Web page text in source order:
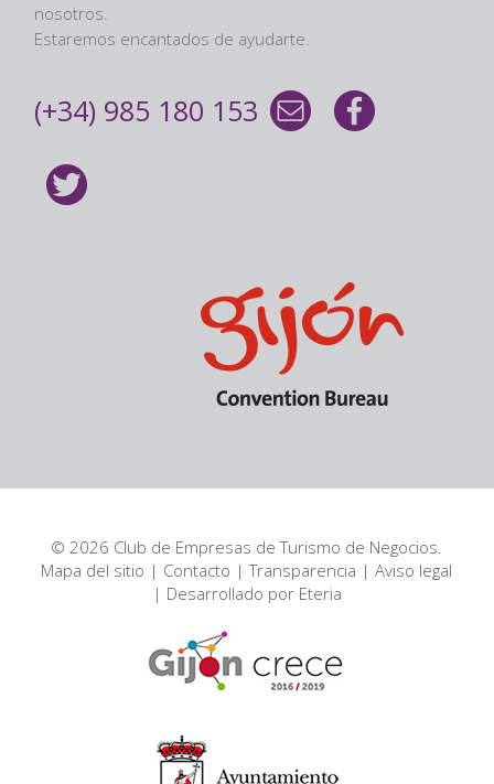
nosotros.
Estaremos encantados de ayudarte.
(+34) 985 180 153
© 2026 Club de Empresas de Turismo de Negocios.
Mapa del sitio | Contacto |Transparencia |Aviso legal
| Desarrollado por Eteria